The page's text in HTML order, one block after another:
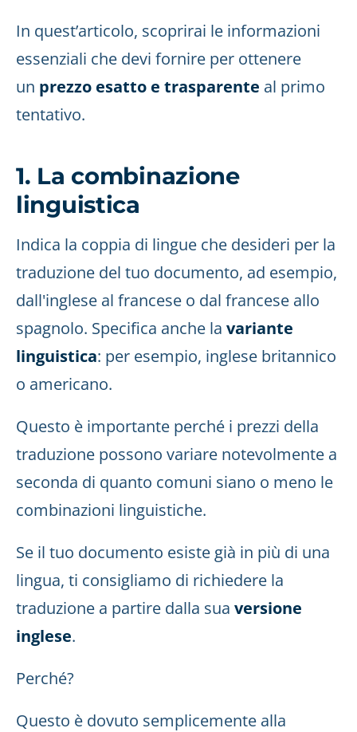
In quest’articolo, scoprirai le informazioni
essenziali che devi fornire per ottenere
un prezzo esatto e trasparente al primo
tentativo.
1. La combinazione
linguistica
Indica la coppia di lingue che desideri per la
traduzione del tuo documento, ad esempio,
dall'inglese al francese o dal francese allo
spagnolo. Specifica anche la variante
linguistica: per esempio, inglese britannico
o americano.
Questo è importante perché i prezzi della
traduzione possono variare notevolmente a
seconda di quanto comuni siano o meno le
combinazioni linguistiche.
Se il tuo documento esiste già in più di una
lingua, ti consigliamo di richiedere la
traduzione a partire dalla sua versione
inglese.
Perché?
Questo è dovuto semplicemente alla